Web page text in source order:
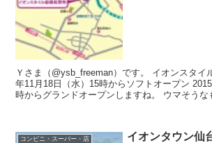
Ｙさま（@ysb_freeman）です。 イオンスタイル板橋前野町が 2015
年11月18日（水）15時からソフトオープン
時からグランドオープン
コンビニ・スーパー・店
イオンタウン仙